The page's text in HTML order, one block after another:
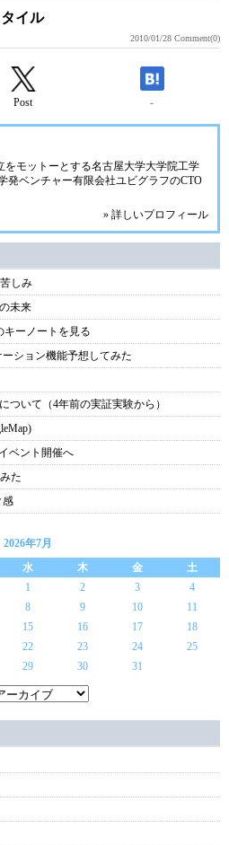
イル
2010/01/28 Comment(0)
Post -
をモットーとする名古屋大学大学院工学
発ベンチャー有限会社ユビグラフのCTO
» 詳しいプロフィール
しみ
未来
キーノートを見る
ション機能予想してみた
ついて（4年前の実証実験から）
ベント開催へ
た
感
2026年7月
水 木 金
土
1
2 3
4
8 9 10
11
15 16 17
18
22 23 24
25
29 30 31